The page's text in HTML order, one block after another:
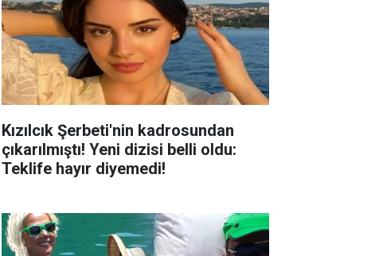
Kızılcık Şerbeti'nin kadrosundan
çıkarılmıştı! Yeni dizisi belli oldu:
Teklife hayır diyemedi!